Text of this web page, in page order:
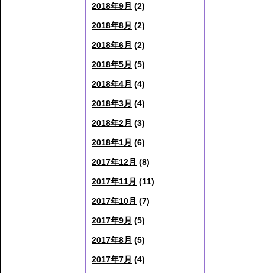
2018年9月 (2)
2018年8月 (2)
2018年6月 (2)
2018年5月 (5)
2018年4月 (4)
2018年3月 (4)
2018年2月 (3)
2018年1月 (6)
2017年12月 (8)
2017年11月 (11)
2017年10月 (7)
2017年9月 (5)
2017年8月 (5)
2017年7月 (4)